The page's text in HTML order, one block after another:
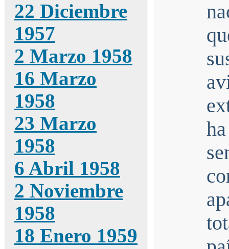
22 Diciembre
1957
2 Marzo 1958
16 Marzo
1958
23 Marzo
1958
6 Abril 1958
2 Noviembre
1958
18 Enero 1959